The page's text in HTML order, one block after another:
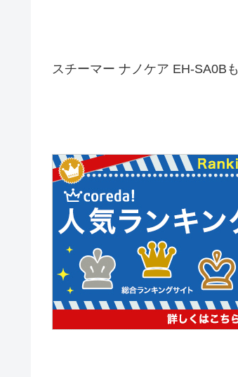
スチーマー ナノケア EH-SA0Bも